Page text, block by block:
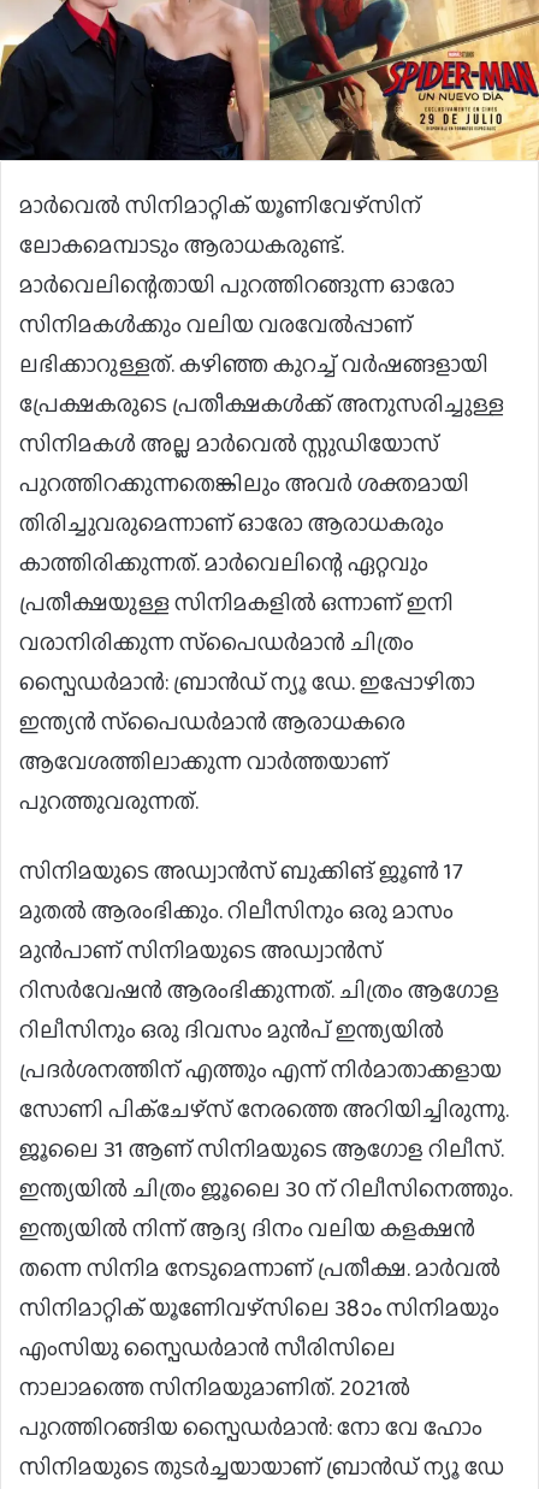
മാർവെൽ സിനിമാറ്റിക് യൂണിവേഴ്സിന്
ലോകമെമ്പാടും ആരാധകരുണ്ട്.
മാർവെലിന്റെതായി പുറത്തിറങ്ങുന്ന ഓരോ
സിനിമകൾക്കും വലിയ വരവേൽപ്പാണ്
ലഭിക്കാറുള്ളത്. കഴിഞ്ഞ കുറച്ച് വർഷങ്ങളായി
പ്രേക്ഷകരുടെ പ്രതീക്ഷകൾക്ക് അനുസരിച്ചുള്ള
സിനിമകൾ അല്ല മാർവെൽ സ്റ്റുഡിയോസ്
പുറത്തിറക്കുന്നതെങ്കിലും അവർ ശക്തമായി
തിരിച്ചുവരുമെന്നാണ് ഓരോ ആരാധകരും
കാത്തിരിക്കുന്നത്. മാർവെലിന്റെ ഏറ്റവും
പ്രതീക്ഷയുള്ള സിനിമകളിൽ ഒന്നാണ് ഇനി
വരാനിരിക്കുന്ന സ്‌പൈഡർമാൻ ചിത്രം
സ്പൈഡർമാൻ: ബ്രാൻഡ് ന്യൂ ഡേ. ഇപ്പോഴിതാ
ഇന്ത്യൻ സ്‌പൈഡർമാൻ ആരാധകരെ
ആവേശത്തിലാക്കുന്ന വാർത്തയാണ്
പുറത്തുവരുന്നത്.
സിനിമയുടെ അഡ്വാൻസ് ബുക്കിങ് ജൂൺ 17
മുതൽ ആരംഭിക്കും. റിലീസിനും ഒരു മാസം
മുൻപാണ് സിനിമയുടെ അഡ്വാൻസ്
റിസർവേഷൻ ആരംഭിക്കുന്നത്. ചിത്രം ആഗോള
റിലീസിനും ഒരു ദിവസം മുൻപ് ഇന്ത്യയിൽ
പ്രദർശനത്തിന് എത്തും എന്ന് നിർമാതാക്കളായ
സോണി പിക്ചേഴ്സ് നേരത്തെ അറിയിച്ചിരുന്നു.
ജൂലൈ 31 ആണ് സിനിമയുടെ ആഗോള റിലീസ്.
ഇന്ത്യയിൽ ചിത്രം ജൂലൈ 30 ന് റിലീസിനെത്തും.
ഇന്ത്യയിൽ നിന്ന് ആദ്യ ദിനം വലിയ കളക്ഷൻ
തന്നെ സിനിമ നേടുമെന്നാണ് പ്രതീക്ഷ. മാർവൽ
സിനിമാറ്റിക് യൂണിേവഴ്സിലെ 38ാം സിനിമയും
എംസിയു സ്പൈഡർമാൻ സീരിസിലെ
നാലാമത്തെ സിനിമയുമാണിത്. 2021ൽ
പുറത്തിറങ്ങിയ സ്പൈഡർമാൻ: നോ വേ ഹോം
സിനിമയുടെ തുടര്‍ച്ചയായാണ് ബ്രാൻഡ് ന്യൂ ഡേ